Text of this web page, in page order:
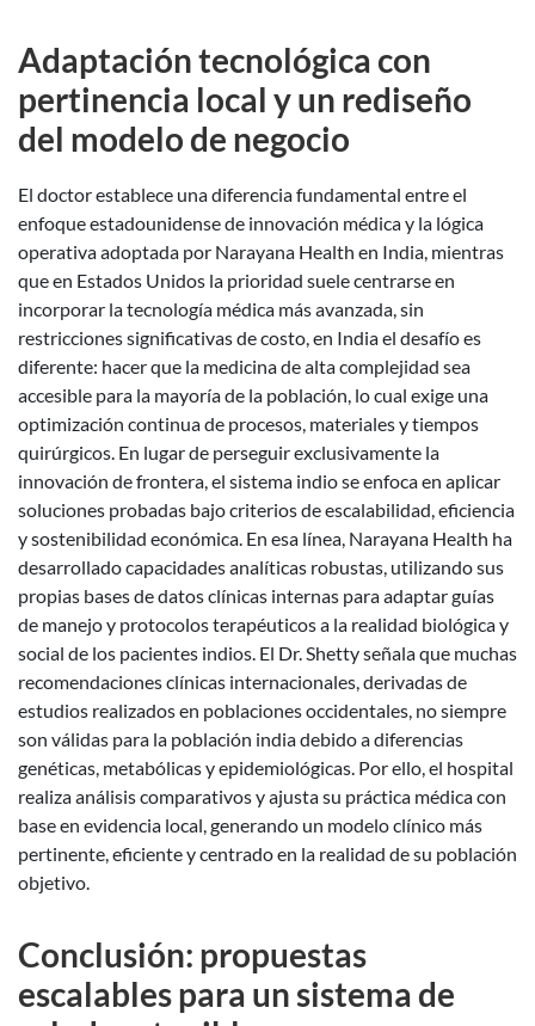
Adaptación tecnológica con
pertinencia local y un rediseño
del modelo de negocio
El doctor establece una diferencia fundamental entre el
enfoque estadounidense de innovación médica y la lógica
operativa adoptada por Narayana Health en India, mientras
que en Estados Unidos la prioridad suele centrarse en
incorporar la tecnología médica más avanzada, sin
restricciones significativas de costo, en India el desafío es
diferente: hacer que la medicina de alta complejidad sea
accesible para la mayoría de la población, lo cual exige una
optimización continua de procesos, materiales y tiempos
quirúrgicos. En lugar de perseguir exclusivamente la
innovación de frontera, el sistema indio se enfoca en aplicar
soluciones probadas bajo criterios de escalabilidad, eficiencia
y sostenibilidad económica. En esa línea, Narayana Health ha
desarrollado capacidades analíticas robustas, utilizando sus
propias bases de datos clínicas internas para adaptar guías
de manejo y protocolos terapéuticos a la realidad biológica y
social de los pacientes indios. El Dr. Shetty señala que muchas
recomendaciones clínicas internacionales, derivadas de
estudios realizados en poblaciones occidentales, no siempre
son válidas para la población india debido a diferencias
genéticas, metabólicas y epidemiológicas. Por ello, el hospital
realiza análisis comparativos y ajusta su práctica médica con
base en evidencia local, generando un modelo clínico más
pertinente, eficiente y centrado en la realidad de su población
objetivo.
Conclusión: propuestas
escalables para un sistema de